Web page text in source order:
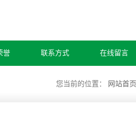
誉 联系方式 在线留言
您当前的位置： 网站首页